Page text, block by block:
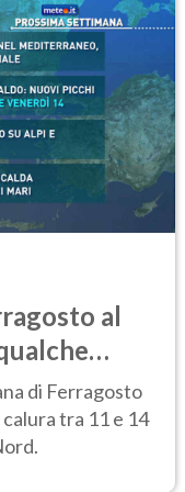
al
di Ferragosto
tra 11 e 14